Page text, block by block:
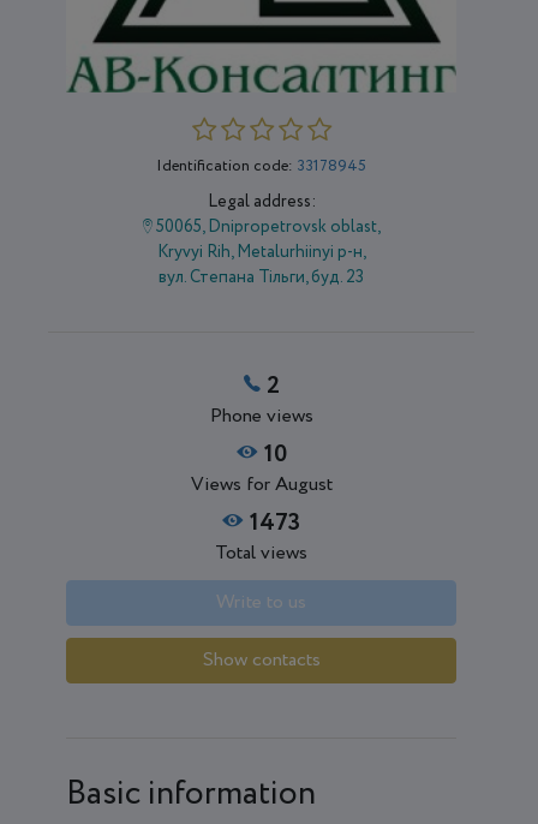
Identification code: 33178945
Legal address:
50065, Dnipropetrovsk oblast,
Kryvyi Rih, Metalurhiinyi р-н,
вул. Степана Тільги, буд. 23
2
Phone views
10
Views for August
1473
Total views
Write to us
Show contacts
Basic information